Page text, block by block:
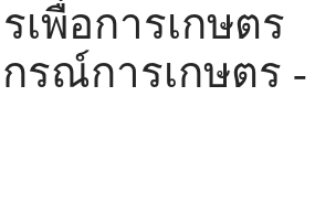
เพื่อการเกษตร
รณ์การเกษตร -